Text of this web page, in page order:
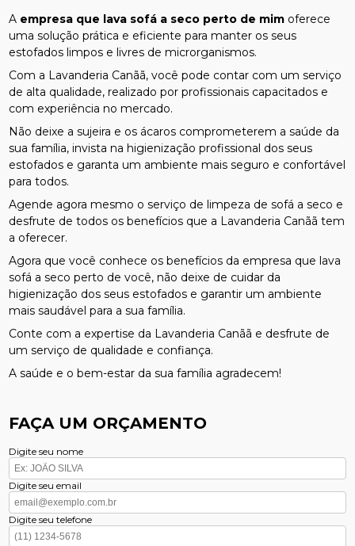
A empresa que lava sofá a seco perto de mim oferece
uma solução prática e eficiente para manter os seus
estofados limpos e livres de microrganismos.
Com a Lavanderia Canãã, você pode contar com um serviço
de alta qualidade, realizado por profissionais capacitados e
com experiência no mercado.
Não deixe a sujeira e os ácaros comprometerem a saúde da
sua família, invista na higienização profissional dos seus
estofados e garanta um ambiente mais seguro e confortável
para todos.
Agende agora mesmo o serviço de limpeza de sofá a seco e
desfrute de todos os benefícios que a Lavanderia Canãã tem
a oferecer.
Agora que você conhece os benefícios da empresa que lava
sofá a seco perto de você, não deixe de cuidar da
higienização dos seus estofados e garantir um ambiente
mais saudável para a sua família.
Conte com a expertise da Lavanderia Canãã e desfrute de
um serviço de qualidade e confiança.
A saúde e o bem-estar da sua família agradecem!
FAÇA UM ORÇAMENTO
Digite seu nome
Digite seu email
Digite seu telefone